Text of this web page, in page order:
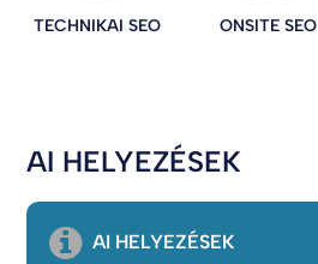
TECHNIKAI SEO ONSITE SEO
AI HELYEZÉSEK
AI HELYEZÉSEK